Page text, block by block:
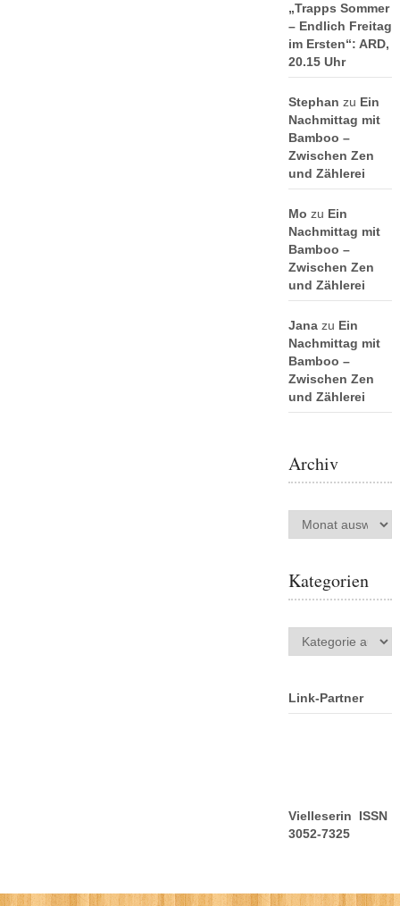
„Trapps Sommer
– Endlich Freitag
im Ersten“: ARD,
20.15 Uhr
Stephan zu Ein
Nachmittag mit
Bamboo –
Zwischen Zen
und Zählerei
Mo zu Ein
Nachmittag mit
Bamboo –
Zwischen Zen
und Zählerei
Janazu Ein
Nachmittag mit
Bamboo –
Zwischen Zen
und Zählerei
Archiv
Archiv
Kategorien
Kategorien
Link-Partner
Vielleserin ISSN
3052-7325